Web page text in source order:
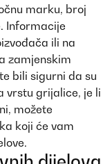
marku, broj
Informacije
ili na
zamjenskim
bili sigurni da su
vrstu grijalice, je li
možete
koji će vam